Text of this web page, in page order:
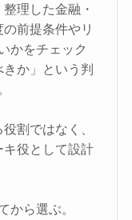
理した金融・
前提条件やリ
かをチェック
か」という判
割ではなく、
役として設計
から選ぶ。